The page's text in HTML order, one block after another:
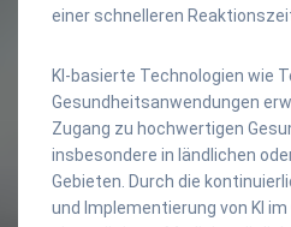
einer schnelleren
KI-basierte Technologien wie
Gesundheitsanwendungen
Zugang zu hochwertigen
insbesondere in ländlichen
Gebieten. Durch die
und Implementierung von KI